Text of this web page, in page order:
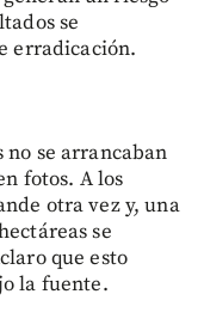
se
erradicación.
no se arrancaban
fotos. A los
otra vez y, una
se
que esto
la fuente.